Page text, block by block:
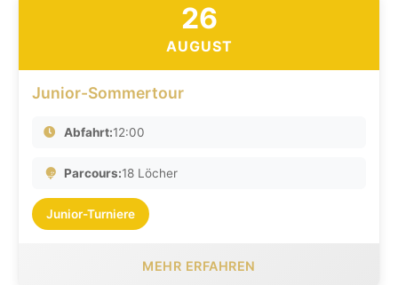
26
AUGUST
Junior-Sommertour
Abfahrt:12:00
Parcours:18 Löcher
Junior-Turniere
MEHR ERFAHREN